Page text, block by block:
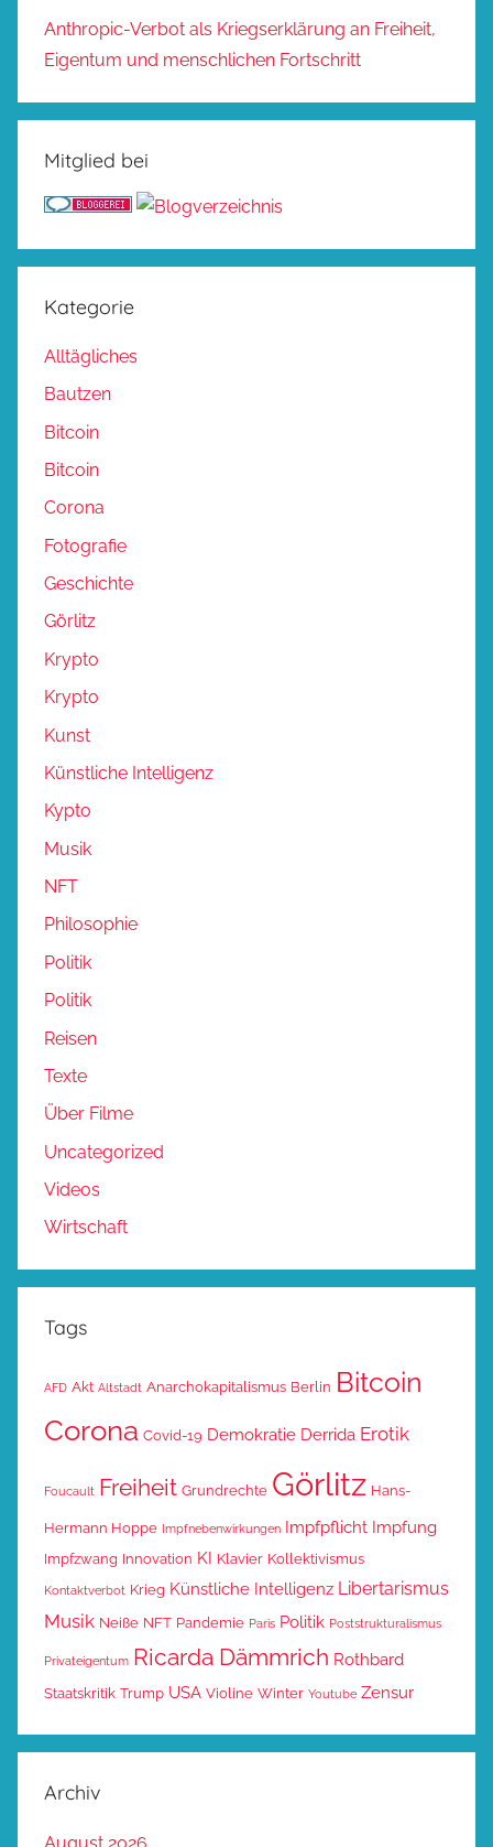
Horst Werner: Metaphysik
Zeichen mimesis Kastration
– Möglichkeiten und
Grenzen begrifflichen
Philosophieverständnisses
nach Jacques Derrida
€35,00
Anthropic-Verbot als Kriegserklärung an Freiheit,
Eigentum und menschlichen Fortschritt
Mitglied bei
Kategorie
Alltägliches
Bautzen
Bitcoin
Bitcoin
Corona
Fotografie
Geschichte
Görlitz
Krypto
Krypto
Kunst
Künstliche Intelligenz
Kypto
Musik
NFT
Philosophie
Politik
Politik
Reisen
Texte
Über Filme
Uncategorized
Videos
Wirtschaft
Tags
AFD Akt Altstadt Anarchokapitalismus Berlin Bitcoin
Corona Covid-19 Demokratie Derrida Erotik
Foucault Freiheit Grundrechte Görlitz Hans-
Hermann Hoppe Impfnebenwirkungen Impfpflicht Impfung
Impfzwang Innovation KI Klavier Kollektivismus
Kontaktverbot Krieg Künstliche Intelligenz Libertarismus
Musik Neiße NFT Pandemie Paris Politik Poststrukturalismus
Privateigentum Ricarda Dämmrich Rothbard
Staatskritik Trump USA Violine Winter Youtube Zensur
Archiv
August 2026